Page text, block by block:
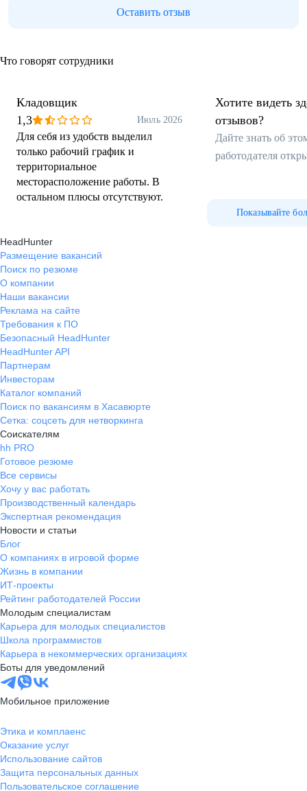
Оставить отзыв
Что говорят сотрудники
Кладовщик
1,3
Июль 2026
Для себя из удобств выделил
только рабочий график и
территориальное
месторасположение работы. В
остальном плюсы отсутствуют.
Хотите видеть
отзывов?
Дайте знать об
работодателя
Показывайте
HeadHunter
Размещение вакансий
Поиск по резюме
О компании
Наши вакансии
Реклама на сайте
Требования к ПО
Безопасный HeadHunter
HeadHunter API
Партнерам
Инвесторам
Каталог компаний
Поиск по вакансиям в Хасавюрте
Сетка: соцсеть для нетворкинга
Соискателям
hh PRO
Готовое резюме
Все сервисы
Хочу у вас работать
Производственный календарь
Экспертная рекомендация
Новости и статьи
Блог
О компаниях в игровой форме
Жизнь в компании
ИТ-проекты
Рейтинг работодателей России
Молодым специалистам
Карьера для молодых специалистов
Школа программистов
Карьера в некоммерческих организациях
Боты для уведомлений
Мобильное приложение
Этика и комплаенс
Оказание услуг
Использование сайтов
Защита персональных данных
Пользовательское соглашение